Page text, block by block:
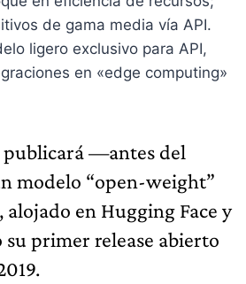
de gama media vía API.
ligero exclusivo para API,
en «edge computing»
publicará —antes del
modelo “open-weight”
en Hugging Face y
su primer release abierto